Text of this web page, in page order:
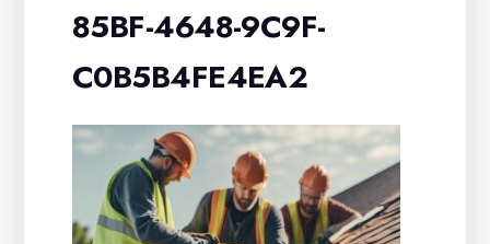
85BF-4648-9C9F-
C0B5B4FE4EA2